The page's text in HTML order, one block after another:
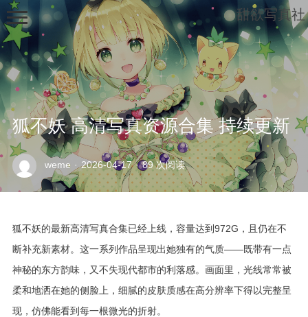
狐不妖 高清写真资源合集 持续更新
weme · 2026-04-17 · 89 次阅读
狐不妖的最新高清写真合集已经上线，容量达到972G，且仍在不
断补充新素材。这一系列作品呈现出她独有的气质——既带有一点
神秘的东方韵味，又不失现代都市的利落感。画面里，光线常常被
柔和地洒在她的侧脸上，细腻的皮肤质感在高分辨率下得以完整呈
现，仿佛能看到每一根微光的折射。
甜欲写真社
示
例
面